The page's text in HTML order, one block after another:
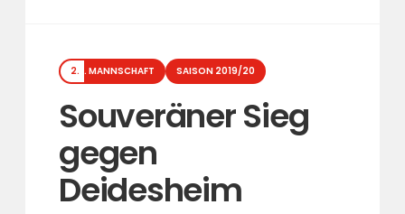
zu
stoppen“
Kategorien
2. MANNSCHAFT SAISON 2019/20
Souveräner Sieg
gegen
Deidesheim